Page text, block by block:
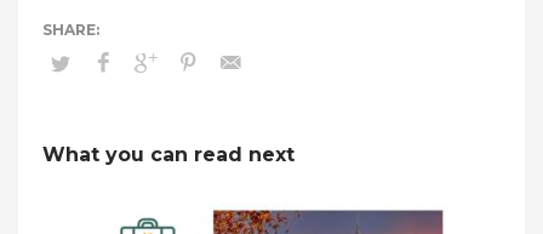
What you can read next